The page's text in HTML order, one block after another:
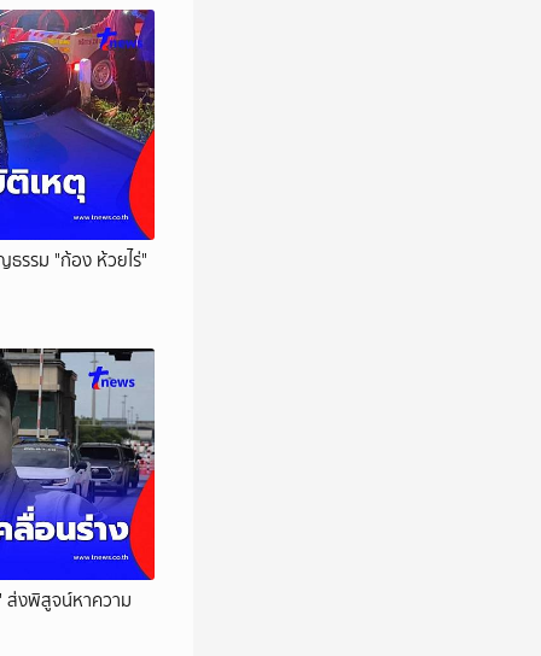
รรม "ก้อง ห้วยไร่"
ส่งพิสูจน์หาความ